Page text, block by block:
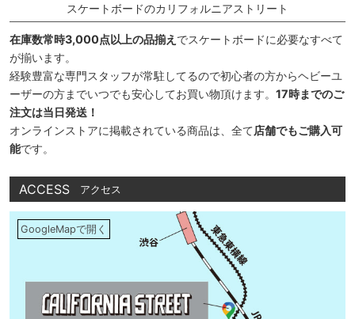
スケートボードのカリフォルニアストリート
在庫数常時3,000点以上の品揃え でスケートボードに必要なすべて
が揃います。
経験豊富な専門スタッフが常駐してるので初心者の方からヘビーユ
ーザーの方までいつでも安心してお買い物頂けます。 17時までのご
注文は当日発送！
オンラインストアに掲載されている商品は、全て店舗でもご購入可
能です。
ACCESS アクセス
GoogleMapで開く